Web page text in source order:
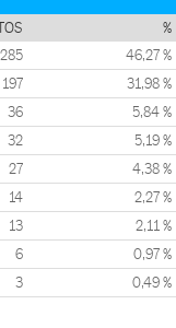
%
285 46,27 %
197 31,98 %
36 5,84 %
32 5,19 %
27 4,38 %
14 2,27 %
13 2,11 %
6 0,97 %
3 0,49 %